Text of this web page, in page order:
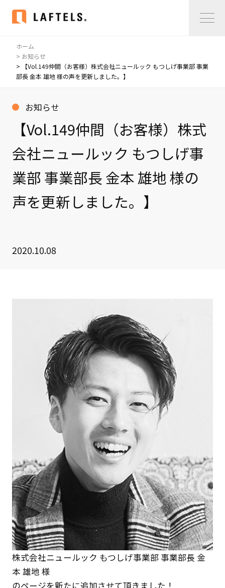
Home
私たちについて
私たちについて
コンサルタント紹介
会社概要
サービス紹介
サービス紹介
事例紹介
お問い合わせ 採用情報
ホーム
> お知らせ
> 【Vol.149仲間（お客様）株式会社ニュールック もつしげ事業部 事業
部長 金本 雄地 様の声を更新しました。】
お知らせ
【Vol.149仲間（お客様）株式
会社ニュールック もつしげ事
業部 事業部長 金本 雄地 様の
声を更新しました。】
2020.10.08
株式会社ニュールック もつしげ事業部 事業部長 金
本 雄地 様
のページを新たに追加させて頂きました！